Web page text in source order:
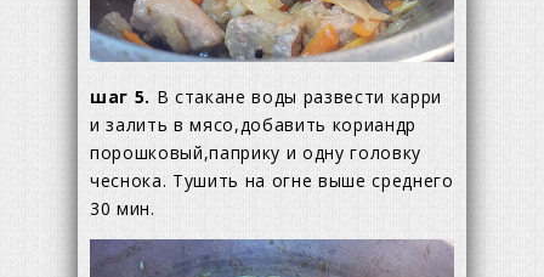
шаг 5. В стакане воды развести карри
и залить в мясо,добавить кориандр
порошковый,паприку и одну головку
чеснока. Тушить на огне выше среднего
30 мин.